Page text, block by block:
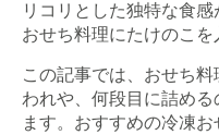
リコリとした独特な食
おせち料理にたけのこを
この記事では、おせち
われや、何段目に詰め
ます。おすすめの冷凍